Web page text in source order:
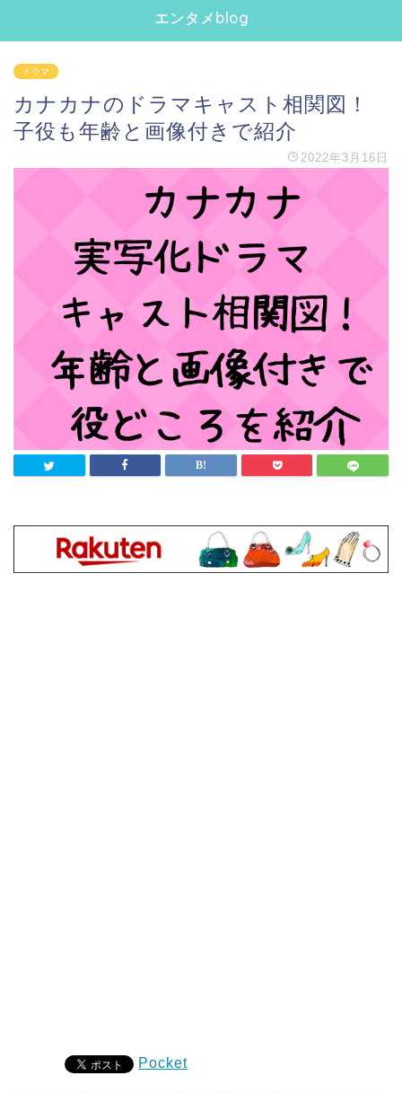
エンタメblog
ドラマ
カナカナのドラマキャスト相関図！
子役も年齢と画像付きで紹介
2022年3月16日
Pocket